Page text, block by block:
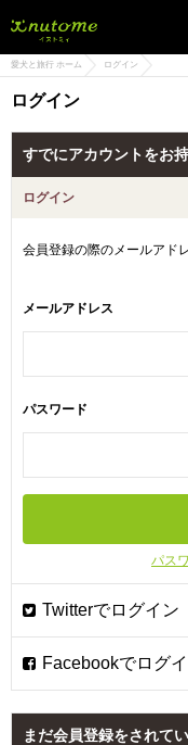
愛犬と旅行 ホーム ログイン
ログイン
すでにアカウントをお
ログイン
会員登録の際のメールアド
メールアドレス
パスワード
パス
まだ会員登録をされて